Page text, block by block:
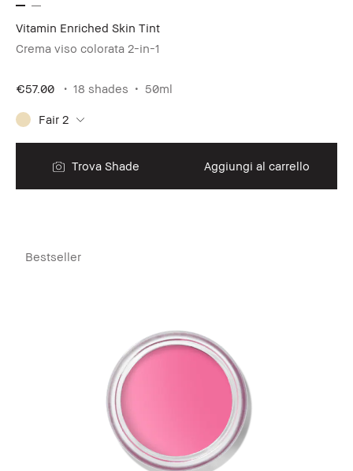
Vitamin Enriched Skin Tint
Crema viso colorata 2-in-1
€57.00 18 shades 50ml
Fair 2
Trova Shade Aggiungi al carrello
Bestseller